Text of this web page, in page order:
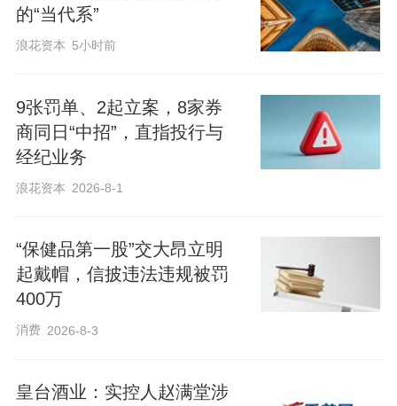
的“当代系”
浪花资本 5小时前
9张罚单、2起立案，8家券
商同日“中招”，直指投行与
经纪业务
浪花资本 2026-8-1
“保健品第一股”交大昂立明
起戴帽，信披违法违规被罚
400万
消费 2026-8-3
皇台酒业：实控人赵满堂涉